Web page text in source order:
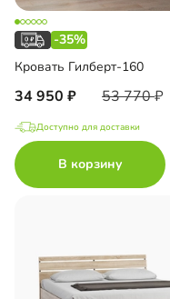
-35%
Кровать Гилберт-160
34 950 53 770
Доступно для доставки
В корзину